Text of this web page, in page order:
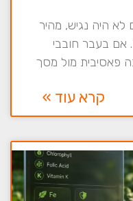
לא היה נגיש, מהיר
אם בעבר חובבי
פאסיבית מול מסך
קרא עוד »